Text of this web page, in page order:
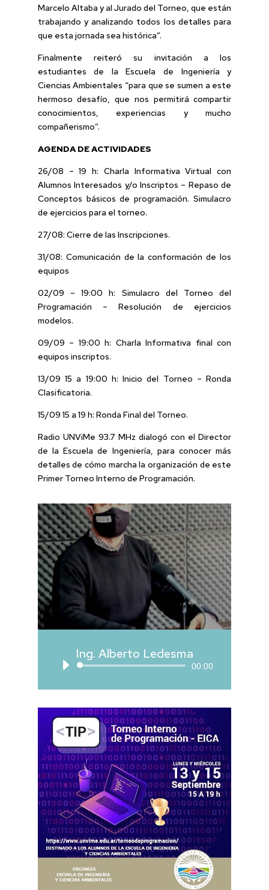
Marcelo Altaba y al Jurado del Torneo, que están
trabajando y analizando todos los detalles para
que esta jornada sea histórica”.
Finalmente reiteró su invitación a los
estudiantes de la Escuela de Ingeniería y
Ciencias Ambientales “para que se sumen a este
hermoso desafío, que nos permitirá compartir
conocimientos, experiencias y mucho
compañerismo”.
AGENDA DE ACTIVIDADES
26/08 – 19 h: Charla Informativa Virtual con
Alumnos Interesados y/o Inscriptos – Repaso de
Conceptos básicos de programación. Simulacro
de ejercicios para el torneo.
27/08: Cierre de las Inscripciones.
31/08: Comunicación de la conformación de los
equipos
02/09 – 19:00 h: Simulacro del Torneo del
Programación – Resolución de ejercicios
modelos.
09/09 – 19:00 h: Charla Informativa final con
equipos inscriptos.
13/09 15 a 19:00 h: Inicio del Torneo – Ronda
Clasificatoria.
15/09 15 a 19 h: Ronda Final del Torneo.
Radio UNViMe 93.7 MHz dialogó con el Director
de la Escuela de Ingeniería, para conocer más
detalles de cómo marcha la organización de este
Primer Torneo Interno de Programación.
Ing. Alberto Ledesma
Reproductor
audio
00:00